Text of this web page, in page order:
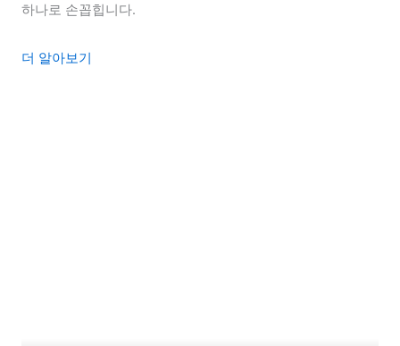
하나로 손꼽힙니다.
더 알아보기